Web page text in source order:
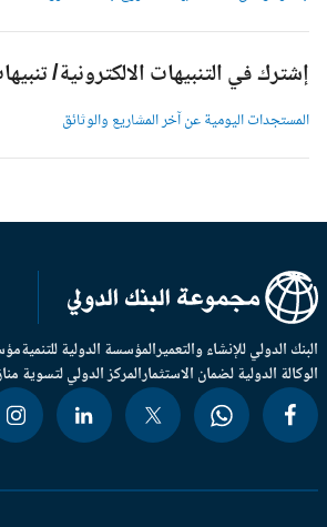
إشترك في التنبيهات الالكترونية/ تنبيهات
المستجدات اليومية عن آخر المشاريع والوثائق
الدولي للإنشاء والتعميرالمؤسسة الدولية للتنميةمؤسسة
الدولية لضمان الاستثمارالمركز الدولي لتسوية